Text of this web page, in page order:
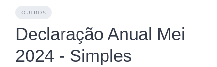
OUTROS
Declaração Anual Mei
2024 - Simples